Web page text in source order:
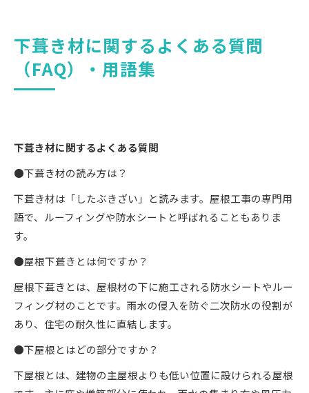
下葺き材に関するよくある質問
（FAQ）・用語集
下葺き材に関するよくある質問
●下葺き材の読み方は？
下葺き材は「したぶきざい」と読みます。屋根工事の専門用
語で、ルーフィングや防水シートと呼ばれることもありま
す。
●屋根下葺きとは何ですか？
屋根下葺きとは、屋根材の下に施工される防水シートやルー
フィング材のことです。雨水の侵入を防ぐ二次防水の役割が
あり、住宅の耐久性に直結します。
●下屋根とはどの部分ですか？
下屋根とは、建物の主屋根よりも低い位置に設けられる屋根